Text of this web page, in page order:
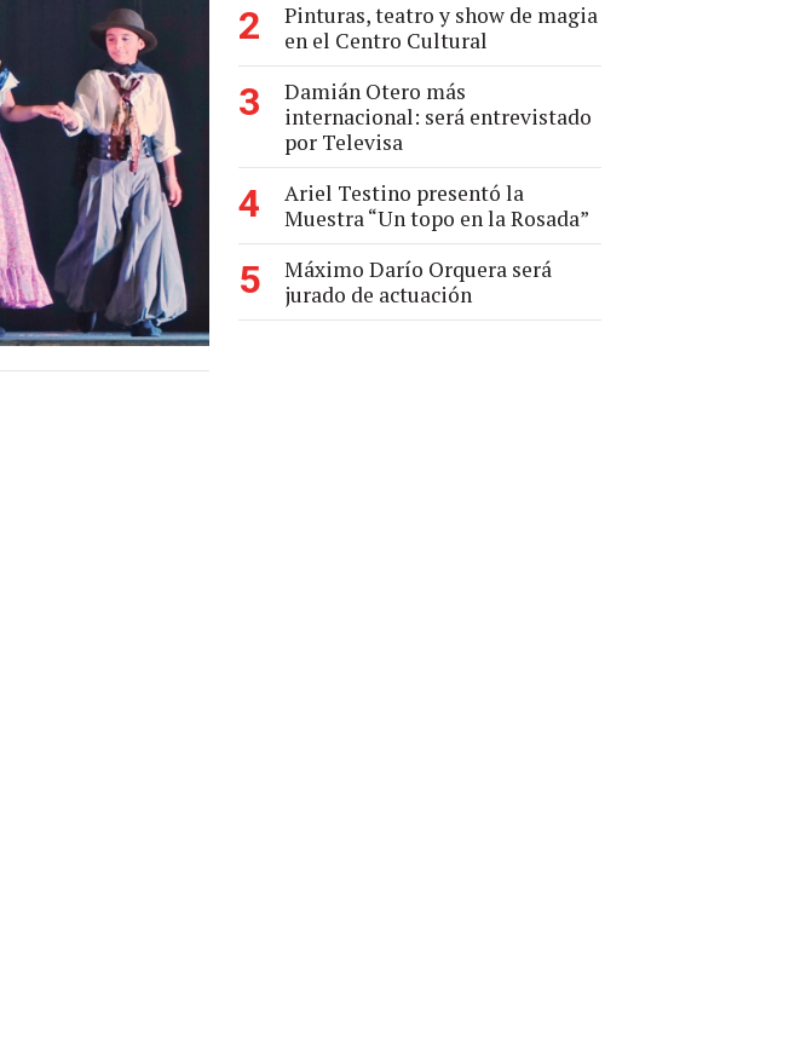
Siguiente
2
Pinturas, teatro y show de magia
en el Centro Cultural
3
Damián Otero más
internacional: será entrevistado
por Televisa
4
Ariel Testino presentó la
Muestra “Un topo en la Rosada”
5
Máximo Darío Orquera será
jurado de actuación